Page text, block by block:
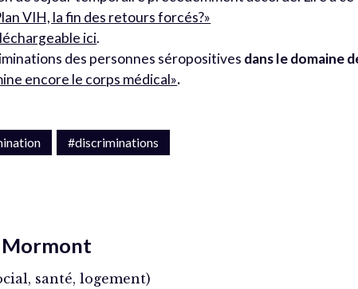
VIH, la fin des retours forcés?»
ici.
des personnes séropositives dans le domaine
encore le corps médical».
#discriminations
santé, logement)